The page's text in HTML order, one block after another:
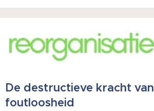
De destructieve kracht van
foutloosheid